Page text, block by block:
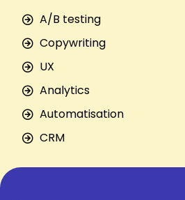
A/B testing
Copywriting
UX
Analytics
Automatisation
CRM